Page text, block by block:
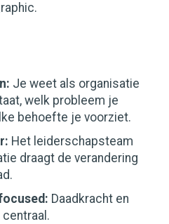
Je weet als organisatie
welk probleem je
behoefte je voorziet.
Het leiderschapsteam
draagt de verandering
Daadkracht en